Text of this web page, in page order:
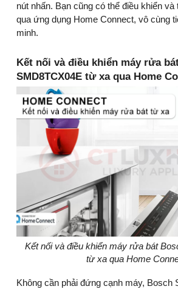
nút nhấn. Bạn cũng có thể điều khiển
qua ứng dụng Home Connect, vô cùng
minh.
Kết nối và điều khiển máy rửa
SMD8TCX04E từ xa qua Home
Kết nối và điều khiển máy rửa bát
từ xa qua Home
Không cần phải đứng cạnh máy, Bosch